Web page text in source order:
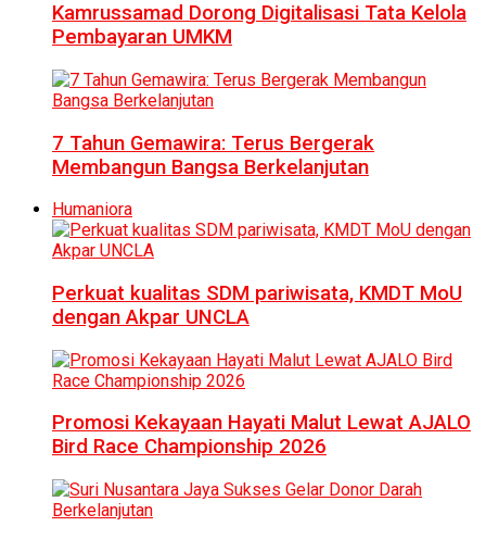
Kamrussamad Dorong Digitalisasi Tata Kelola
Pembayaran UMKM
7 Tahun Gemawira: Terus Bergerak
Membangun Bangsa Berkelanjutan
Humaniora
Perkuat kualitas SDM pariwisata, KMDT MoU
dengan Akpar UNCLA
Promosi Kekayaan Hayati Malut Lewat AJALO
Bird Race Championship 2026